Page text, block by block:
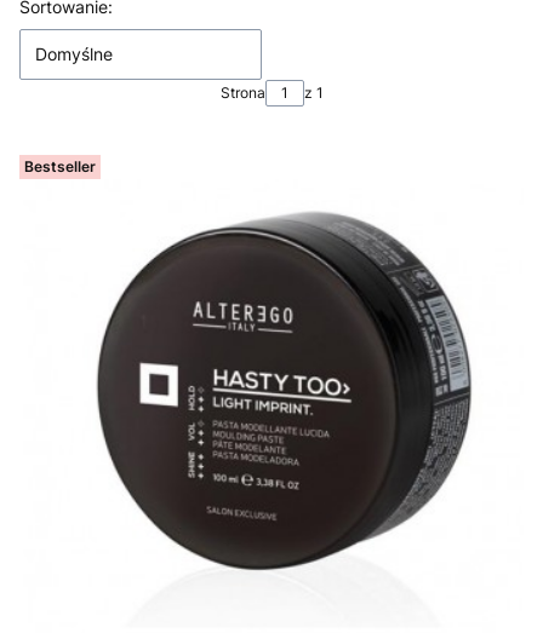
Lista produktów
Sortowanie:
Domyślne
Strona z 1
Bestseller